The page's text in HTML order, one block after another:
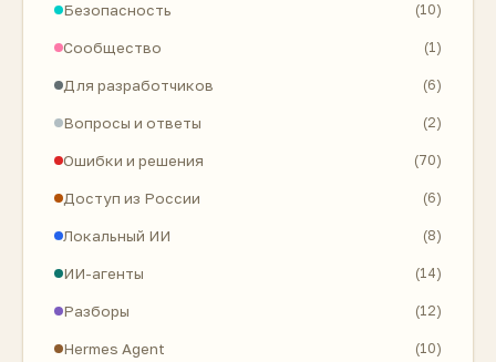
Безопасность (10)
Сообщество (1)
Для разработчиков (6)
Вопросы и ответы (2)
Ошибки и решения (70)
Доступ из России (6)
Локальный ИИ (8)
ИИ-агенты (14)
Разборы (12)
Hermes Agent (10)